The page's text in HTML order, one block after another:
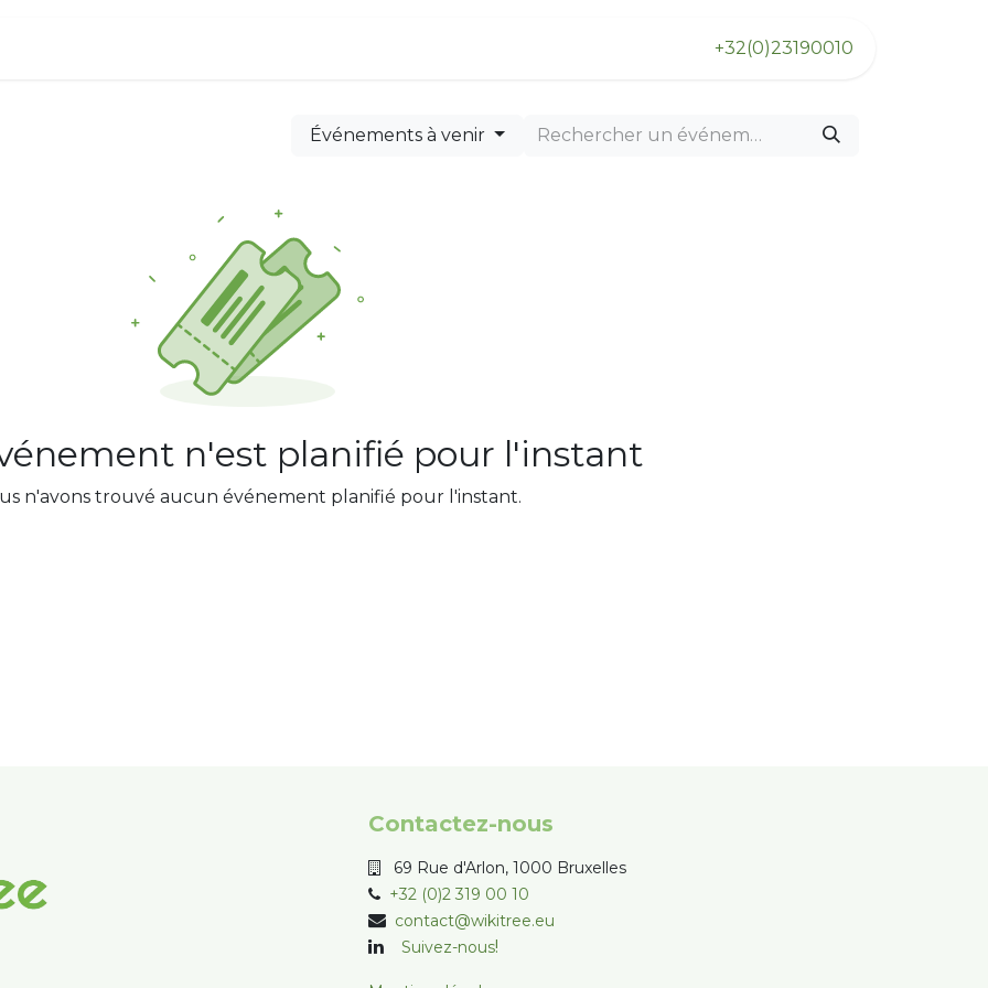
+32(0)23190010
Événements à venir
n'est planifié pour l'instant
n'avons trouvé aucun événement planifié pour l'instant.
Contactez-nous
69 Rue d'Arlon, 1000 Bruxelles
+32 (0)2 319 00 10
contact@wikitree.eu
Suivez-nous!